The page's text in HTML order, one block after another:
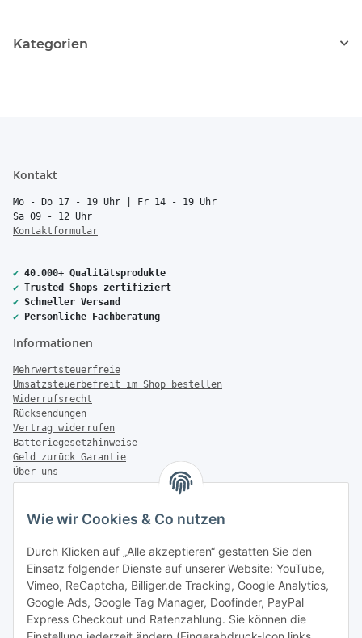
Wie wir Cookies & Co nutzen
Durch Klicken auf „Alle akzeptieren“ gestatten Sie den
Einsatz folgender Dienste auf unserer Website: YouTube,
Vimeo, ReCaptcha, Billiger.de Tracking, Google Analytics,
Google Ads, Google Tag Manager, Doofinder, PayPal
Express Checkout und Ratenzahlung. Sie können die
Kategorien
Kontakt
Mo - Do 17 - 19 Uhr | Fr 14 - 19 Uhr
Sa 09 - 12 Uhr
Kontaktformular
✔ 40.000+ Qualitätsprodukte
✔ Trusted Shops zertifiziert
✔ Schneller Versand
✔ Persönliche Fachberatung
Informationen
Mehrwertsteuerfreie
Umsatzsteuerbefreit im Shop bestellen
Widerrufsrecht
Rücksendungen
Vertrag widerrufen
Batteriegesetzhinweise
Geld zurück Garantie
Über uns
FAQ
Zahlung & Versand
Versandinformationen